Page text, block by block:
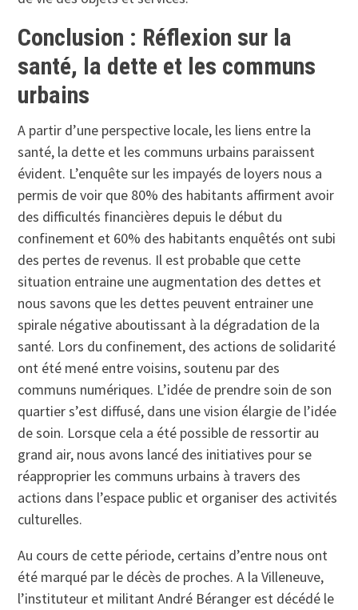
Conclusion : Réflexion sur la
santé, la dette et les communs
urbains
A partir d’une perspective locale, les liens entre la
santé, la dette et les communs urbains paraissent
évident. L’enquête sur les impayés de loyers nous a
permis de voir que 80% des habitants affirment avoir
des difficultés financières depuis le début du
confinement et 60% des habitants enquêtés ont subi
des pertes de revenus. Il est probable que cette
situation entraine une augmentation des dettes et
nous savons que les dettes peuvent entrainer une
spirale négative aboutissant à la dégradation de la
santé. Lors du confinement, des actions de solidarité
ont été mené entre voisins, soutenu par des
communs numériques. L’idée de prendre soin de son
quartier s’est diffusé, dans une vision élargie de l’idée
de soin. Lorsque cela a été possible de ressortir au
grand air, nous avons lancé des initiatives pour se
réapproprier les communs urbains à travers des
actions dans l’espace public et organiser des activités
culturelles.
Au cours de cette période, certains d’entre nous ont
été marqué par le décès de proches. A la Villeneuve,
l’instituteur et militant André Béranger est décédé le